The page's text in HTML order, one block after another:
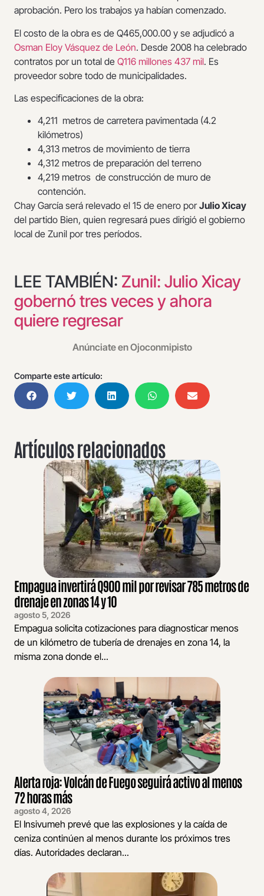
aprobación. Pero los trabajos ya habían comenzado.
El costo de la obra es de Q465,000.00 y se adjudicó a
Osman Eloy Vásquez de León. Desde 2008 ha celebrado
contratos por un total de Q116 millones 437 mil. Es
proveedor sobre todo de municipalidades.
Las especificaciones de la obra:
4,211 metros de carretera pavimentada (4.2
kilómetros)
4,313 metros de movimiento de tierra
4,312 metros de preparación del terreno
4,219 metros de construcción de muro de
contención.
Chay García será relevado el 15 de enero porJulio Xicay
del partido Bien, quien regresará pues dirigió el gobierno
local de Zunil por tres períodos.
LEE TAMBIÉN: Zunil: Julio Xicay
gobernó tres veces y ahora
quiere regresar
Anúnciate en Ojoconmipisto
Comparte este artículo:
Artículos relacionados
Empagua invertirá Q900 mil por revisar 785 metros de
drenaje en zonas 14 y 10
agosto 5, 2026
Empagua solicita cotizaciones para diagnosticar menos
de un kilómetro de tubería de drenajes en zona 14, la
misma zona donde el...
Alerta roja: Volcán de Fuego seguirá activo al menos
72 horas más
agosto 4, 2026
El Insivumeh prevé que las explosiones y la caída de
ceniza continúen al menos durante los próximos tres
días. Autoridades declaran...